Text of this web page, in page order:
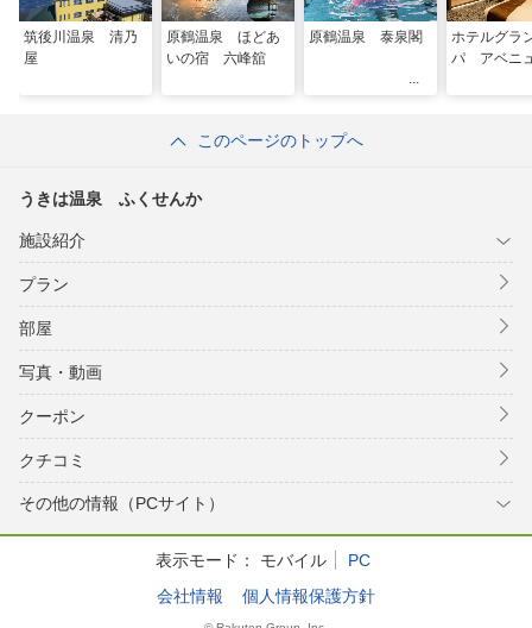
筑後川温泉 清乃
屋
原鶴温泉 ほどあ
いの宿 六峰舘
原鶴温泉 泰泉閣
ホテルグラ
パ アベニ
このページのトップへ
うきは温泉 ふくせんか
施設紹介
プラン
部屋
写真・動画
クーポン
クチコミ
その他の情報（PCサイト）
表示モード： モバイル
PC
会社情報
個人情報保護方針